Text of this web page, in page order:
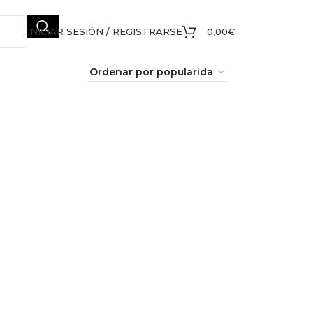
INICIAR SESIÓN / REGISTRARSE 0,00€